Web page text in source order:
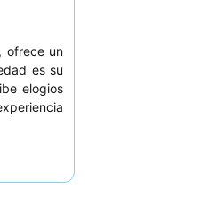
ofrece un
es su
elogios